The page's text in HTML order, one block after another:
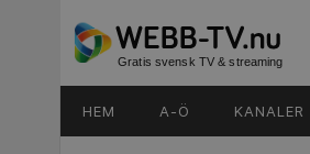
Gratis svensk TV & streaming
HEM A-Ö KANALER